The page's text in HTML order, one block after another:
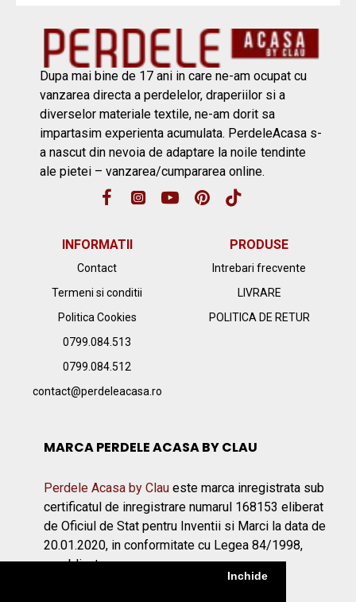
Inchide
Dupa mai bine de 17 ani in care ne-am ocupat cu
vanzarea directa a perdelelor, draperiilor si a
diverselor materiale textile, ne-am dorit sa
impartasim experienta acumulata. PerdeleAcasa s-
a nascut din nevoia de adaptare la noile tendinte
ale pietei – vanzarea/cumpararea online.
INFORMATII
Contact
Termeni si conditii
Politica Cookies
0799.084.513
0799.084.512
contact@perdeleacasa.ro
PRODUSE
Intrebari frecvente
LIVRARE
POLITICA DE RETUR
MARCA PERDELE ACASA BY CLAU
Perdele Acasa by Clau este marca inregistrata sub
certificatul de inregistrare numarul 168153 eliberat
de Oficiul de Stat pentru Inventii si Marci la data de
20.01.2020, in conformitate cu Legea 84/1998,
republicata.